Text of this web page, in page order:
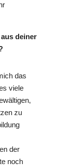
deiner
das
viele
zu
der
noch